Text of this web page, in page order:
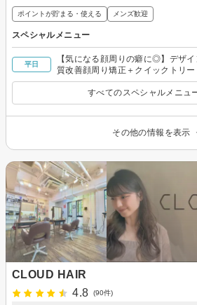
ポイントが貯まる・使える メンズ歓迎
スペシャルメニュー
平日
【気になる顔周りの癖に◎】デザ
質改善顔周り矯正＋クイックトリ
¥11550
すべてのスペシャルメニュ
その他の情報を表示
CLOUD HAIR
4.8
(90件)